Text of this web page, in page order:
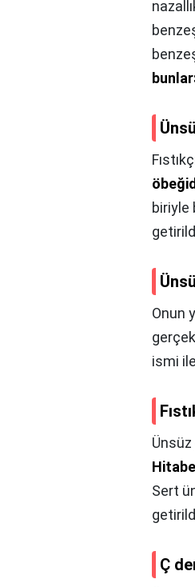
biriyle
Onun
ismi ile
Sert
Ç